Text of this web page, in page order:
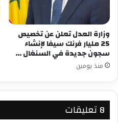
وزارة العدل تعلن عن تخصيص
25 مليار فرنك سيفا لإنشاء
سجون جديدة في السنغال …
منذ يومين
‫8 تعليقات